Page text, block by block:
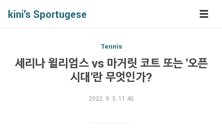
kini's Sportugese
Tennis
세리나 윌리엄스 vs 마거릿 코트 또는 '오픈
시대'란 무엇인가?
2022. 9. 3. 11:40